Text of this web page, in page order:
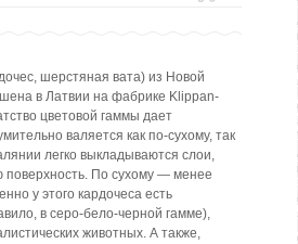
шерстяная вата) из Новой
в Латвии на фабрике Klippan-
цветовой гаммы дает
валяется как по-сухому, так
легко выкладываются слои,
поверхность. По сухому — менее
у этого кардочеса есть
в серо-бело-черной гамме),
животных. А также,